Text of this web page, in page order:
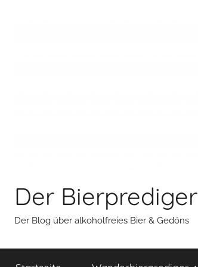
Der Bierprediger
Der Blog über alkoholfreies Bier & Gedöns